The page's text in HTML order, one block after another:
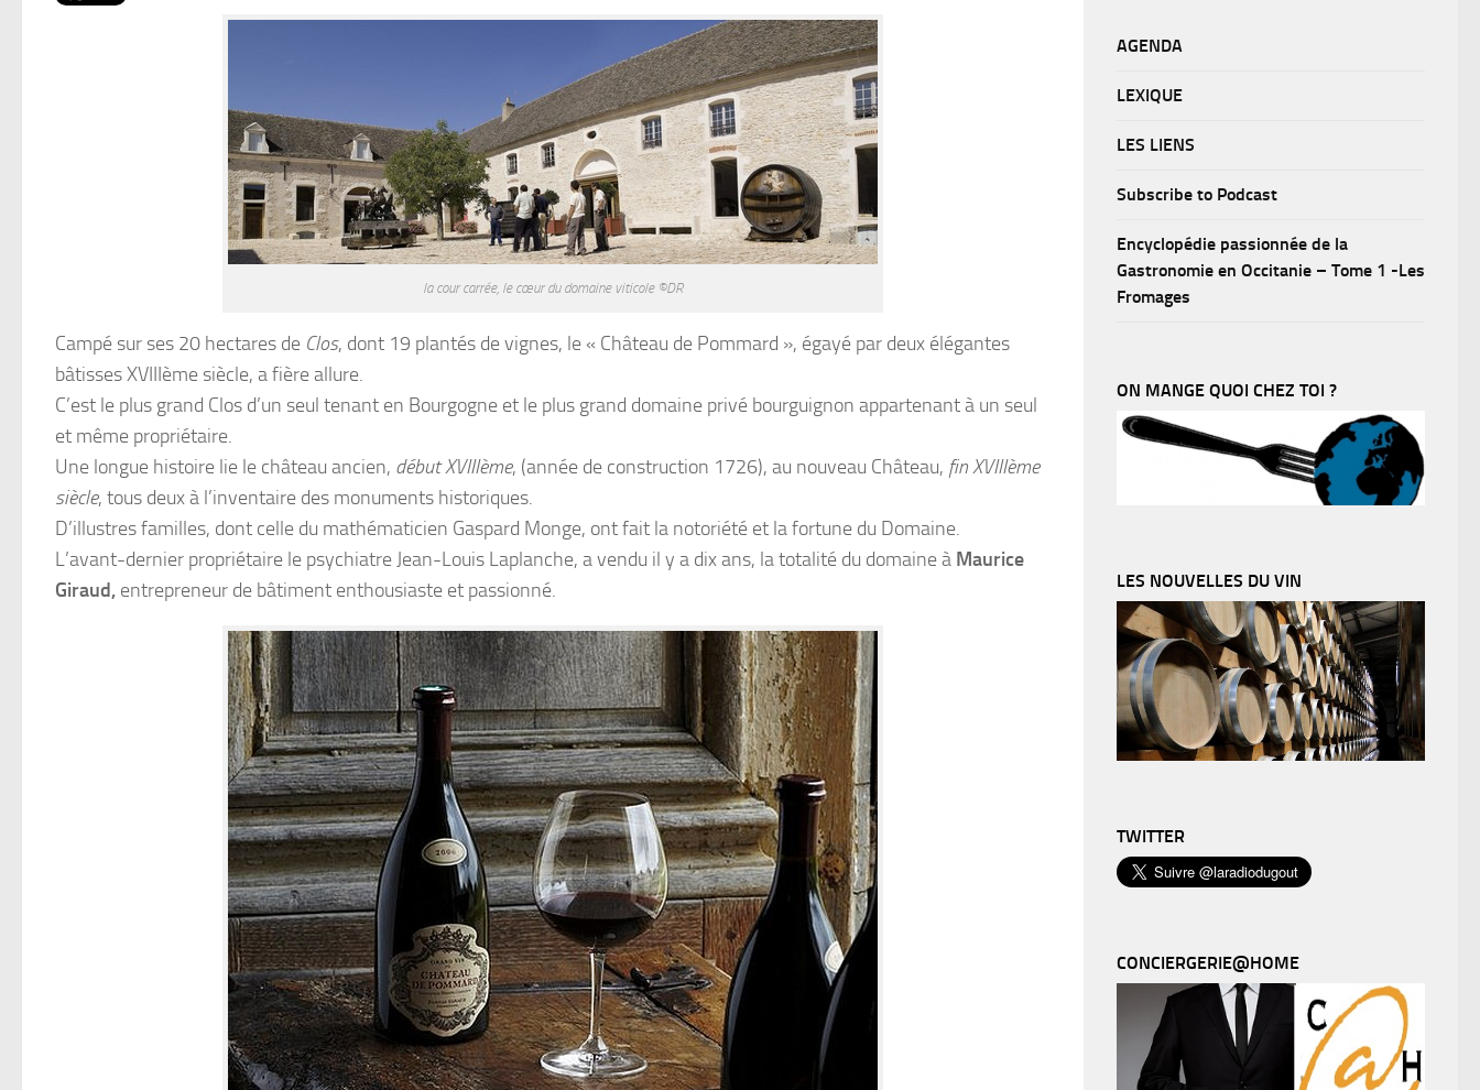
la cour carrée, le cœur du domaine viticole ©DR
Campé sur ses 20 hectares de Clos, dont 19 plantés de vignes, le « Château de Pommard », égayé par deux élégantes
bâtisses XVIIIème siècle, a fière allure.
C’est le plus grand Clos d’un seul tenant en Bourgogne et le plus grand domaine privé bourguignon appartenant à un seul
et même propriétaire.
Une longue histoire lie le château ancien, début XVIIIème, (année de construction 1726), au nouveau Château, fin XVIIIème
siècle, tous deux à l’inventaire des monuments historiques.
D’illustres familles, dont celle du mathématicien Gaspard Monge, ont fait la notoriété et la fortune du Domaine.
L’avant-dernier propriétaire le psychiatre Jean-Louis Laplanche, a vendu il y a dix ans, la totalité du domaine à Maurice
Giraud, entrepreneur de bâtiment enthousiaste et passionné.
AGENDA
LEXIQUE
LES LIENS
Subscribe to Podcast
Encyclopédie passionnée de la
Gastronomie en Occitanie – Tome 1 -Les
Fromages
ON MANGE QUOI CHEZ TOI ?
LES NOUVELLES DU VIN
TWITTER
CONCIERGERIE@HOME